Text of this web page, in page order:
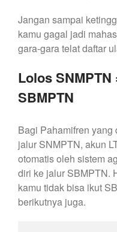
Jangan sampai
kamu gagal jadi
gara-gara telat daftar
Lolos
SBMPTN
Bagi Pahamifren
jalur SNMPTN, akun
otomatis oleh sistem
diri ke jalur SBMPTN.
kamu tidak bisa ikut
berikutnya juga.